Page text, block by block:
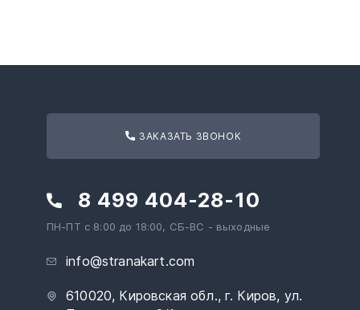
ЗАКАЗАТЬ ЗВОНОК
8 499 404-28-10
ПН-ПТ с 8:00 до 18:00, СБ-ВС - выходные
info@stranakart.com
610020, Кировская обл., г. Киров, ул.